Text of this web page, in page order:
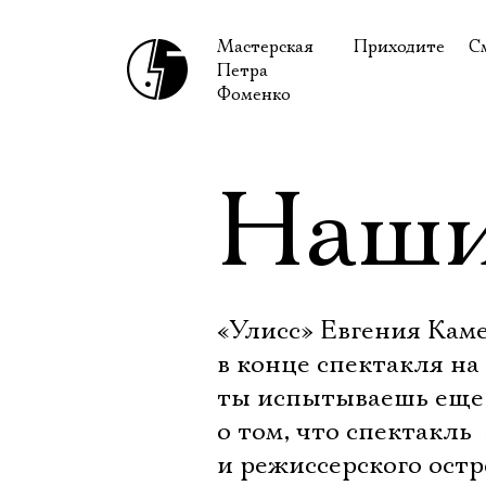
Мастерская
Петра
Фоменко
Приходите
Правила
«Улисс» Евгения
в конце спектакля
ты испытываешь еще
о том, что спектакль
и режиссерского